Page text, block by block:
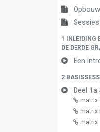
Opbouw
1 INLEIDING
DE DERDE
Een introductie
2
Deel 1a
matrix
matrix
matrix